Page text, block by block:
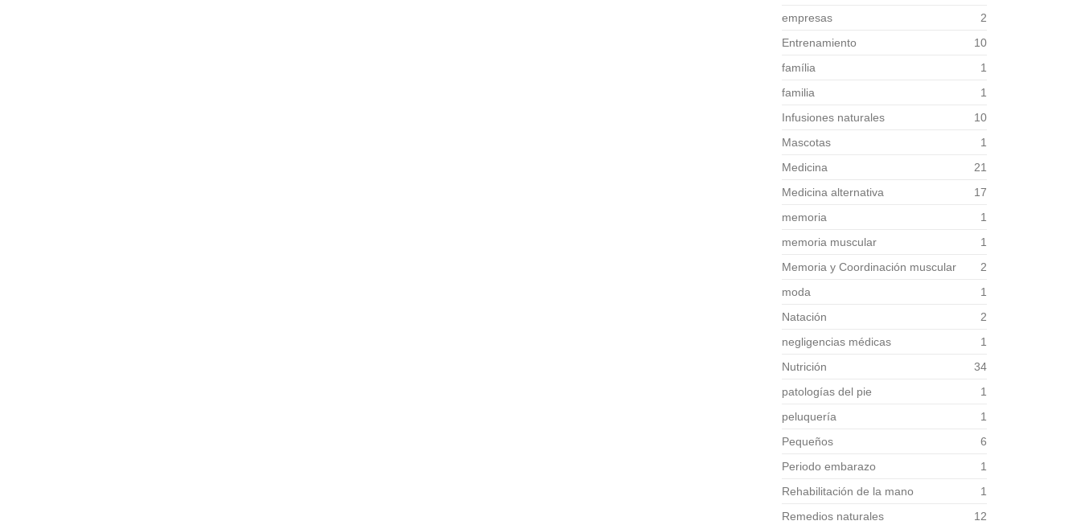
empresas
2
Entrenamiento
10
família
1
familia
1
Infusiones naturales
10
Mascotas
1
Medicina
21
Medicina alternativa
17
memoria
1
memoria muscular
1
Memoria y Coordinación muscular
2
moda
1
Natación
2
negligencias médicas
1
Nutrición
34
patologías del pie
1
peluquería
1
Pequeños
6
Periodo embarazo
1
Rehabilitación de la mano
1
Remedios naturales
12